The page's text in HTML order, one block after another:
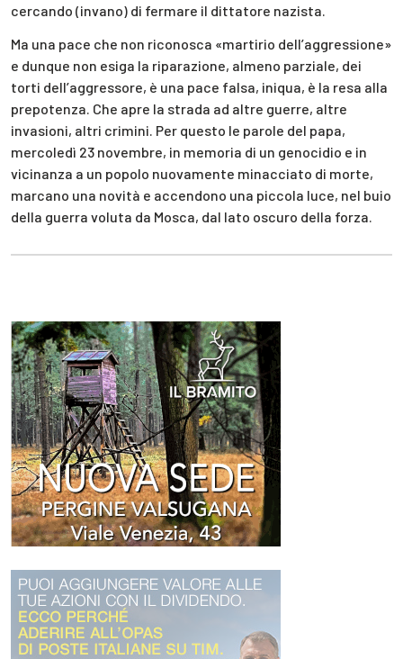
cercando (invano) di fermare il dittatore nazista.
Ma una pace che non riconosca «martirio dell’aggressione»
e dunque non esiga la riparazione, almeno parziale, dei
torti dell’aggressore, è una pace falsa, iniqua, è la resa alla
prepotenza. Che apre la strada ad altre guerre, altre
invasioni, altri crimini. Per questo le parole del papa,
mercoledì 23 novembre, in memoria di un genocidio e in
vicinanza a un popolo nuovamente minacciato di morte,
marcano una novità e accendono una piccola luce, nel buio
della guerra voluta da Mosca, dal lato oscuro della forza.